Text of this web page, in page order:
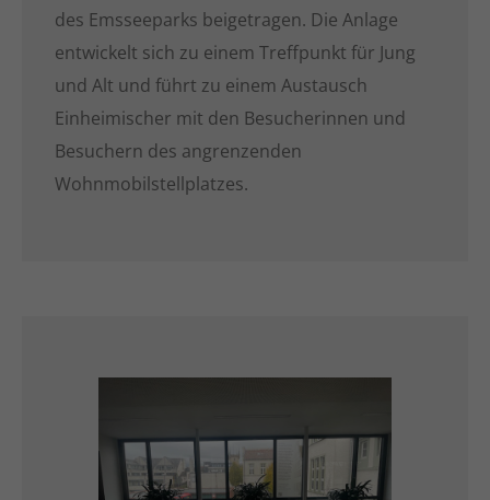
des Emsseeparks beigetragen. Die Anlage
entwickelt sich zu einem Treffpunkt für Jung
und Alt und führt zu einem Austausch
Einheimischer mit den Besucherinnen und
Besuchern des angrenzenden
Wohnmobilstellplatzes.